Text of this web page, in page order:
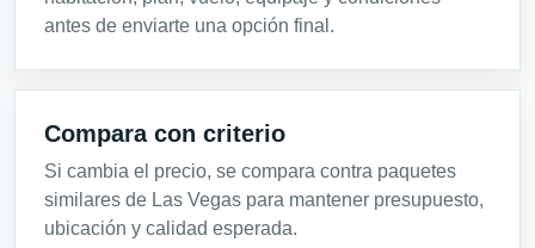
antes de enviarte una opción final.
Compara con criterio
Si cambia el precio, se compara contra paquetes
similares de Las Vegas para mantener presupuesto,
ubicación y calidad esperada.